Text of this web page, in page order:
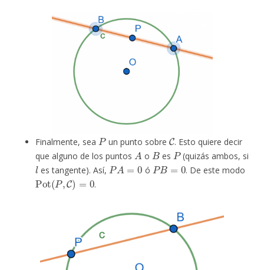
Finalmente, sea
P
un punto sobre
C
. Esto quiere decir
que alguno de los puntos
A
o
B
es
P
(quizás ambos, si
l
es tangente). Así,
PA=0
ó
PB= 0
. De este modo
Pot (P,C)=0
.